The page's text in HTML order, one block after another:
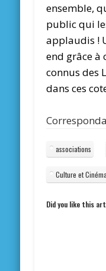
ensemble,
public qui
applaudis !
end grâce à
connus des
dans ces
associations
Culture et Cinéma
Did you like this